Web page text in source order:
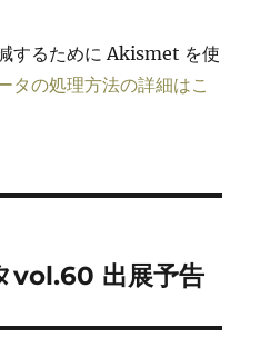
するために Akismet を使
タの処理方法の詳細はこ
vol.60 出展予告